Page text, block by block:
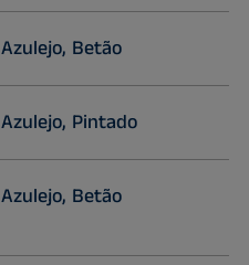
Azulejo, Betão
Azulejo, Pintado
Azulejo, Betão